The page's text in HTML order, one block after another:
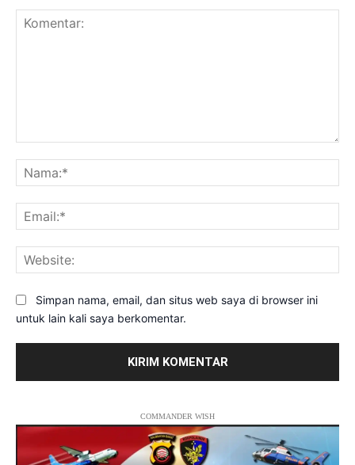
Simpan nama, email, dan situs web saya di browser ini
untuk lain kali saya berkomentar.
COMMANDER WISH